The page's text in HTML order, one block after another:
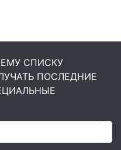
СПИСКУ
ПОСЛЕДНИЕ